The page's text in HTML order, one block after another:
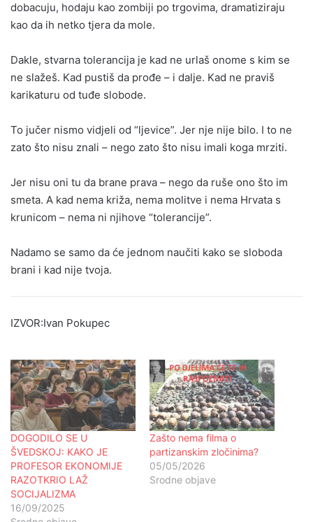
dobacuju, hodaju kao zombiji po trgovima, dramatiziraju
kao da ih netko tjera da mole.
Dakle, stvarna tolerancija je kad ne urlaš onome s kim se
ne slažeš. Kad pustiš da prođe – i dalje. Kad ne praviš
karikaturu od tuđe slobode.
To jučer nismo vidjeli od “ljevice”. Jer nje nije bilo. I to ne
zato što nisu znali – nego zato što nisu imali koga mrziti.
Jer nisu oni tu da brane prava – nego da ruše ono što im
smeta. A kad nema križa, nema molitve i nema Hrvata s
krunicom – nema ni njihove “tolerancije”.
Nadamo se samo da će jednom naučiti kako se sloboda
brani i kad nije tvoja.
IZVOR:Ivan Pokupec
DOGODILO SE U
ŠVEDSKOJ: KAKO JE
PROFESOR EKONOMIJE
RAZOTKRIO LAŽ
SOCIJALIZMA
16/09/2025
Zašto nema filma o
partizanskim zločinima?
05/05/2026
Srodne objave